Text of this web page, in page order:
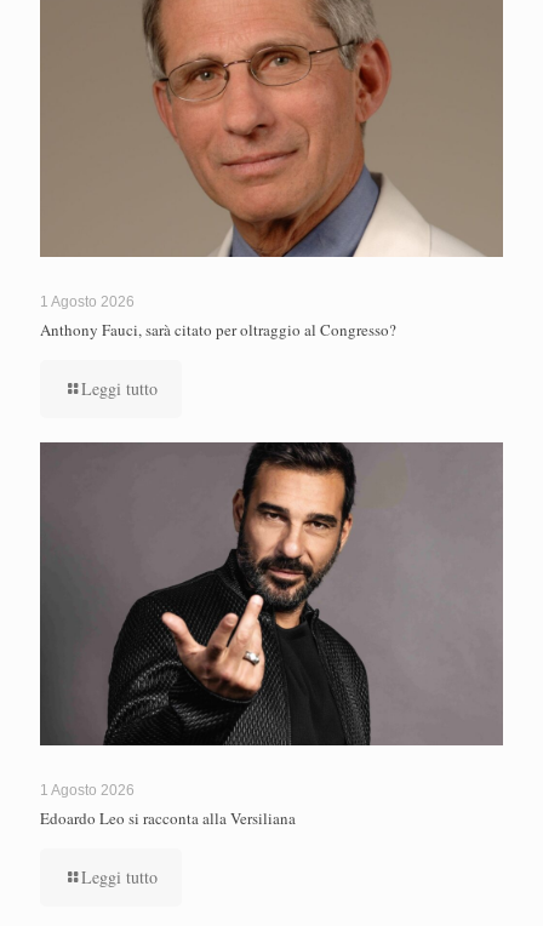
1 Agosto 2026
Anthony Fauci, sarà citato per oltraggio al Congresso?
Leggi tutto
1 Agosto 2026
Edoardo Leo si racconta alla Versiliana
Leggi tutto